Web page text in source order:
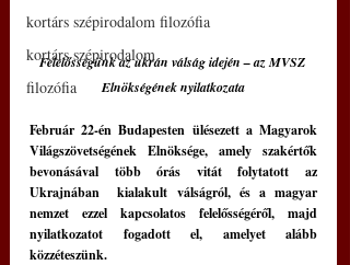
kortárs szépirodalom filozófia
kortárs szépirodalom
filozófia
Felelősségünk az ukrán válság idején – az MVSZ
Elnökségének nyilatkozata
Február 22-én Budapesten ülésezett a Magyarok
Világszövetségének Elnöksége, amely szakértők
bevonásával több órás vitát folytatott az
Ukrajnában  kialakult válságról, és a magyar
nemzet ezzel kapcsolatos felelősségéről, majd
nyilatkozatot fogadott el, amelyet alább
közzéteszünk.